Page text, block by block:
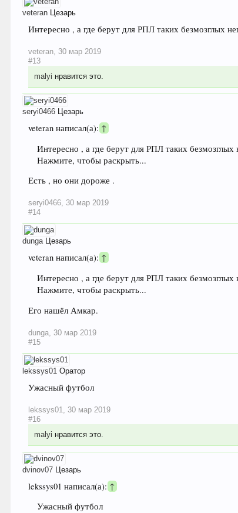
veteran Цезарь
Интересно , а где берут для РПЛ таких безмозглых
veteran 30 мар 2019
#13
malyi нравится это.
seryi0466 Цезарь
veteran написал(а):↑
Интересно , а где берут для РПЛ таких
Нажмите, чтобы раскрыть...
Есть , но они дороже .
seryi0466, 30 мар 2019
#14
dunga Цезарь
veteran написал(а): ↑
Интересно , а где берут для РПЛ таких
Нажмите, чтобы раскрыть...
Его нашёл Амкар.
dunga 30 мар 2019
#15
lekssys01 Оратор
Ужасный футбол
lekssys01
30 мар 2019
#16
malyi нравится это.
dvinov07 Цезарь
lekssys01 написал(а):↑
Ужасный футбол